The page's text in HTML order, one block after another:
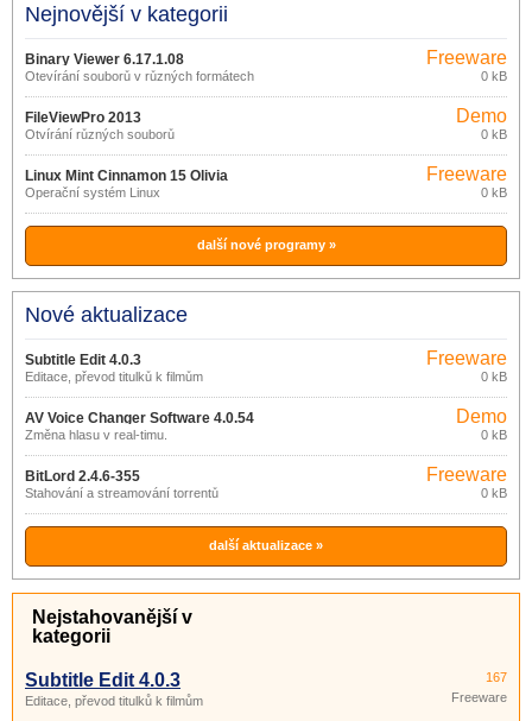
Nejnovější v kategorii
Binary Viewer 6.17.1.08
Otevírání souborů v různých formátech
Freeware
0 kB
FileViewPro 2013
Otvírání různých souborů
Demo
0 kB
Linux Mint Cinnamon 15 Olivia
Operační systém Linux
Freeware
0 kB
další nové programy »
Nové aktualizace
Subtitle Edit 4.0.3
Editace, převod titulků k filmům
Freeware
0 kB
AV Voice Changer Software 4.0.54
Změna hlasu v real-timu.
Demo
0 kB
BitLord 2.4.6-355
Stahování a streamování torrentů
Freeware
0 kB
další aktualizace »
Nejstahovanější v
kategorii
Subtitle Edit 4.0.3
Editace, převod titulků k filmům
167
Freeware